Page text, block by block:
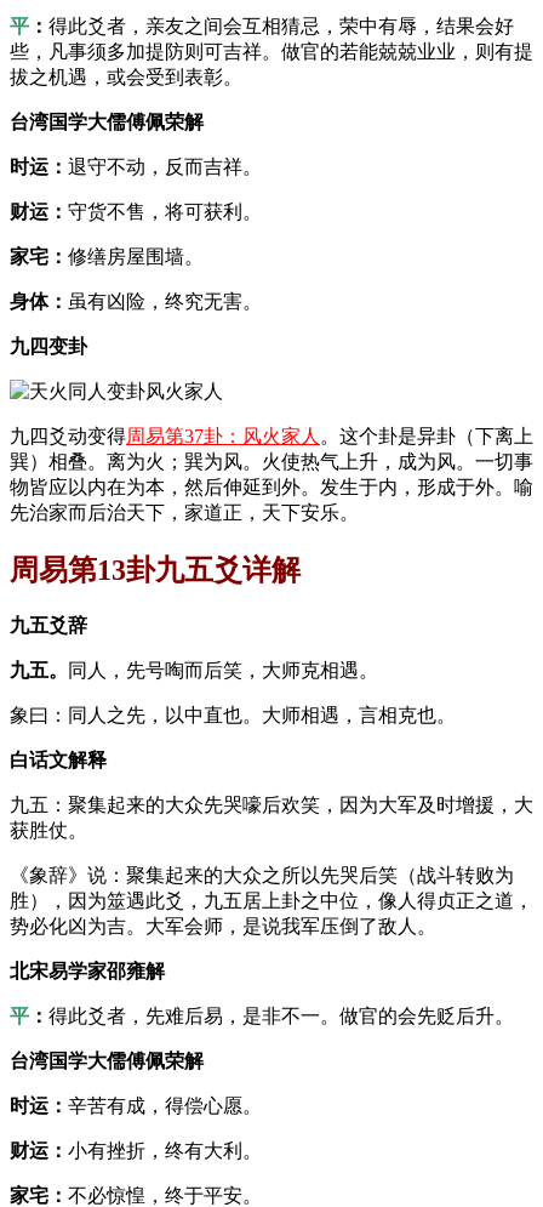
平 ： 得此爻者，亲友之间会互相猜忌，荣中有辱，结果会好
些，凡事须多加提防则可吉祥。做官的若能兢兢业业，则有提
拔之机遇，或会受到表彰。
台湾国学大儒傅佩荣解
时运： 退守不动，反而吉祥。
财运： 守货不售，将可获利。
家宅： 修缮房屋围墙。
身体： 虽有凶险，终究无害。
九四变卦
九四爻动变得周易第37卦：风火家人 。这个卦是异卦（下离上
巽）相叠。离为火；巽为风。火使热气上升，成为风。一切事
物皆应以内在为本，然后伸延到外。发生于内，形成于外。喻
先治家而后治天下，家道正，天下安乐。
周易第13卦九五爻详解
九五爻辞
九五。 同人，先号啕而后笑，大师克相遇。
象曰：同人之先，以中直也。大师相遇，言相克也。
白话文解释
九五：聚集起来的大众先哭嚎后欢笑，因为大军及时增援，大
获胜仗。
《象辞》说：聚集起来的大众之所以先哭后笑（战斗转败为
胜），因为筮遇此爻，九五居上卦之中位，像人得贞正之道，
势必化凶为吉。大军会师，是说我军压倒了敌人。
北宋易学家邵雍解
平 ： 得此爻者，先难后易，是非不一。做官的会先贬后升。
台湾国学大儒傅佩荣解
时运： 辛苦有成，得偿心愿。
财运： 小有挫折，终有大利。
家宅： 不必惊惶，终于平安。